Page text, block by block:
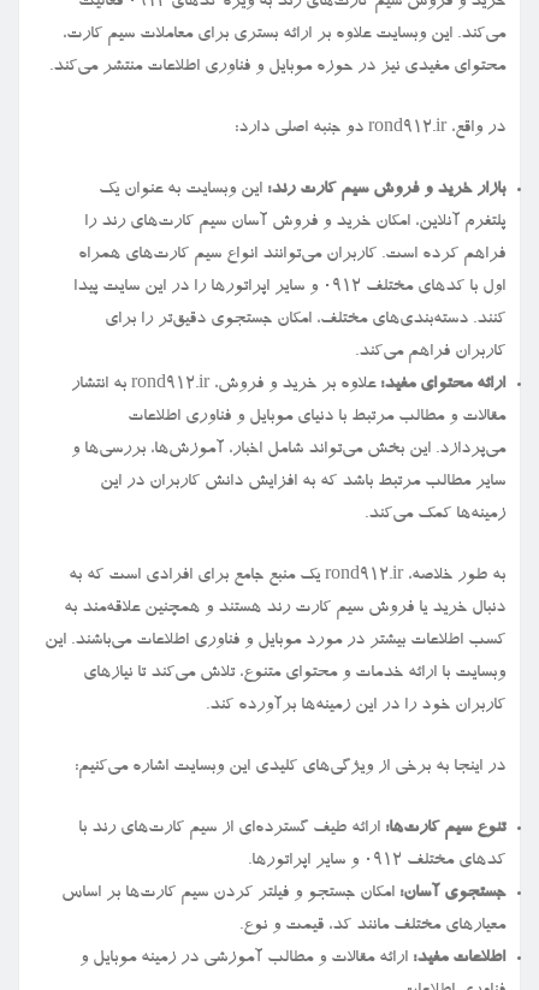
می‌کند. این وبسایت علاوه بر ارائه بستری برای معاملات سیم کارت،
محتوای مفیدی نیز در حوزه موبایل و فناوری اطلاعات منتشر می‌کند.
در واقع، rond912.ir دو جنبه اصلی دارد:
بازار خرید و فروش سیم کارت رند: این وبسایت به عنوان یک
پلتفرم آنلاین، امکان خرید و فروش آسان سیم کارت‌های رند را
فراهم کرده است. کاربران می‌توانند انواع سیم کارت‌های همراه
اول با کدهای مختلف ۰۹۱۲ و سایر اپراتورها را در این سایت پیدا
کنند. دسته‌بندی‌های مختلف، امکان جستجوی دقیق‌تر را برای
کاربران فراهم می‌کند.
ارائه محتوای مفید:
علاوه بر خرید و فروش، rond912.ir به انتشار
مقالات و مطالب مرتبط با دنیای موبایل و فناوری اطلاعات
می‌پردازد. این بخش می‌تواند شامل اخبار، آموزش‌ها، بررسی‌ها و
سایر مطالب مرتبط باشد که به افزایش دانش کاربران در این
زمینه‌ها کمک می‌کند.
به طور خلاصه، rond912.ir یک منبع جامع برای افرادی است که به
دنبال خرید یا فروش سیم کارت رند هستند و همچنین علاقه‌مند به
کسب اطلاعات بیشتر در مورد موبایل و فناوری اطلاعات می‌باشند. این
وبسایت با ارائه خدمات و محتوای متنوع، تلاش می‌کند تا نیازهای
کاربران خود را در این زمینه‌ها برآورده کند.
در اینجا به برخی از ویژگی‌های کلیدی این وبسایت اشاره می‌کنیم:
تنوع سیم کارت‌ها: ارائه طیف گسترده‌ای از سیم کارت‌های رند با
کدهای مختلف ۰۹۱۲ و سایر اپراتورها.
جستجوی آسان: امکان جستجو و فیلتر کردن سیم کارت‌ها بر اساس
معیارهای مختلف مانند کد، قیمت و نوع.
اطلاعات مفید: ارائه مقالات و مطالب آموزشی در زمینه موبایل و